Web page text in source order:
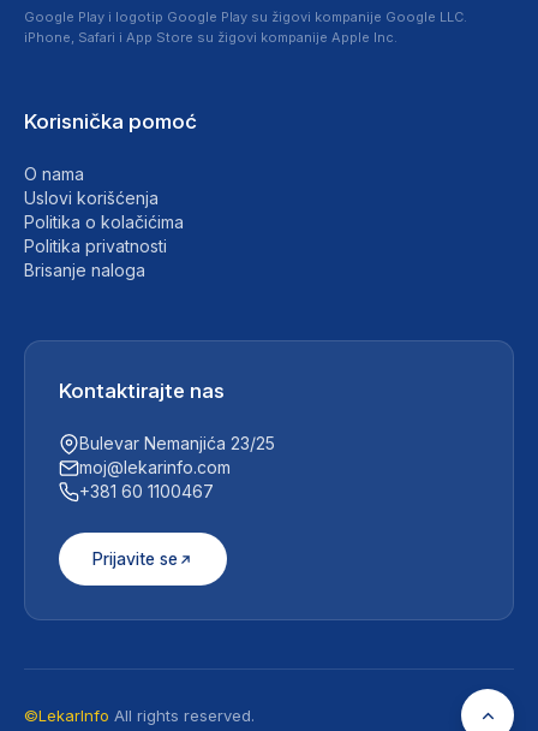
Google Play i logotip Google Play su žigovi kompanije Google LLC.
iPhone, Safari i App Store su žigovi kompanije Apple Inc.
Korisnička pomoć
O nama
Uslovi korišćenja
Politika o kolačićima
Politika privatnosti
Brisanje naloga
Kontaktirajte nas
Bulevar Nemanjića 23/25
moj@lekarinfo.com
+381 60 1100467
Prijavite se
©LekarInfo All rights reserved.